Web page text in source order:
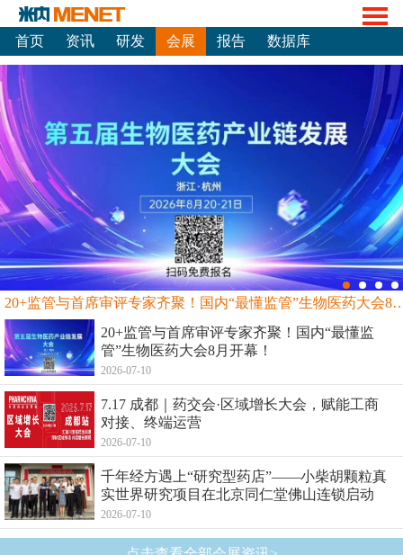
首页 资讯 研发 会展 报告 数据库
20+监管与首席审评专家齐聚！国内“最
20+监管与首席审评专家齐聚！国内“最懂监
管”生物医药大会8月开幕！
2026-07-10
7.17 成都｜药交会·区域增长大会，赋能工商
对接、终端运营
2026-07-10
千年经方遇上“研究型药店”——小柴胡颗粒真
实世界研究项目在北京同仁堂佛山连锁启动
2026-07-10